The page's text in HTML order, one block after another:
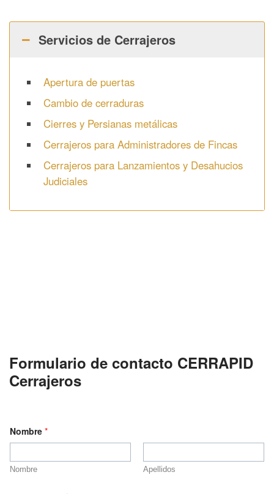
Servicios de Cerrajeros
Apertura de puertas
Cambio de cerraduras
Cierres y Persianas metálicas
Cerrajeros para Administradores de Fincas
Cerrajeros para Lanzamientos y Desahucios
Judiciales
Formulario de contacto CERRAPID
Cerrajeros
Nombre *
Nombre Apellidos